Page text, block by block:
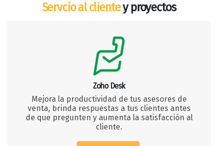
Servcio al clientey proyectos
Zoho Desk
Mejora la productividad de tus asesores de
venta, brinda respuestas a tus clientes antes
de que pregunten y aumenta la satisfacción al
cliente.